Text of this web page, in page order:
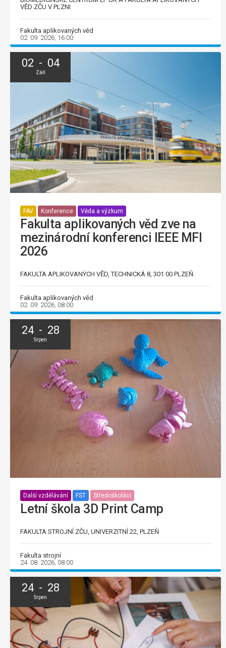
VĚD ZČU V PLZNI
Fakulta aplikovaných věd
02. 09. 2026, 16:00
02 - 04
Září
FAV Konference Věda a výzkum
Fakulta aplikovaných věd zve na
mezinárodní konferenci IEEE MFI
2026
FAKULTA APLIKOVANÝCH VĚD, TECHNICKÁ 8, 301 00 PLZEŇ.
Fakulta aplikovaných věd
02. 09. 2026, 08:00
24 - 28
Srpen
Další vzdělávání FST Středoškoláci
Letní škola 3D Print Camp
FAKULTA STROJNÍ ZČU, UNIVERZITNÍ 22, PLZEŇ
Fakulta strojní
24. 08. 2026, 08:00
24 - 28
Srpen